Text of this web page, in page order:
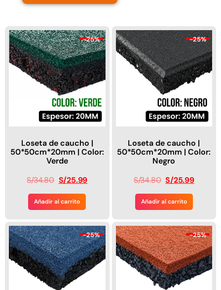
-25%
Loseta de caucho |
50*50cm*20mm | Color:
Verde
S/34.80 S/25.99
Añadir al carrito
-25%
Loseta de caucho |
50*50cm*20mm | Color:
Negro
S/34.80 S/25.99
Añadir al carrito
-25% -25%